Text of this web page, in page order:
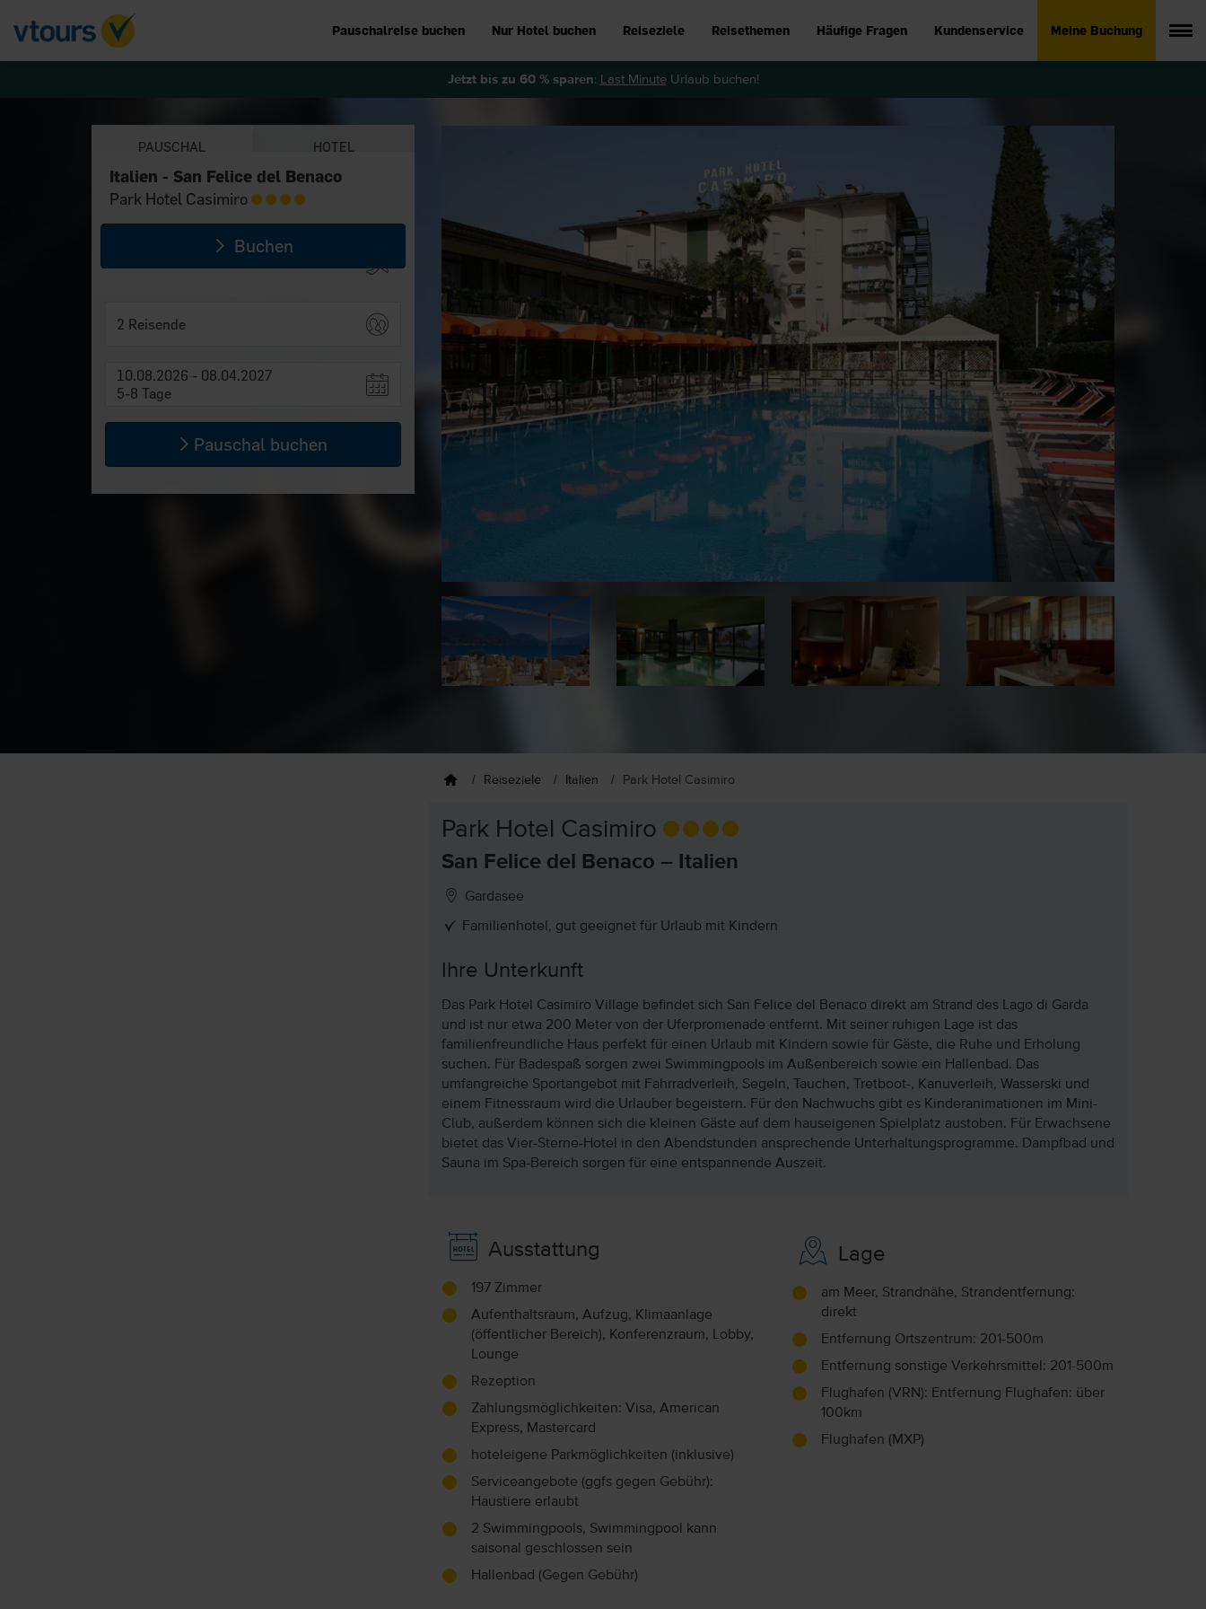
Pauschalreise buchen Nur Hotel buchen Reiseziele Reisethemen Häufige Fragen Kundenservice Meine Buchung
Jetzt bis zu 60 % sparen: Last MinuteUrlaub buchen!
PAUSCHAL HOTEL
Italien - San Felice del Benaco
2 Reisende
10.08.2026 - 08.04.2027
5-8 Tage
Pauschal buchen
Italien - San Felice del Benaco
Park Hotel Casimiro
Buchen
Reiseziele Italien Park Hotel Casimiro
Park Hotel Casimiro
San Felice del Benaco – Italien
Gardasee
Familienhotel, gut geeignet für Urlaub mit Kindern
Ihre Unterkunft
Das Park Hotel Casimiro Village befindet sich San Felice del Benaco direkt am Strand des Lago di Garda
und ist nur etwa 200 Meter von der Uferpromenade entfernt. Mit seiner ruhigen Lage ist das
familienfreundliche Haus perfekt für einen Urlaub mit Kindern sowie für Gäste, die Ruhe und Erholung
suchen. Für Badespaß sorgen zwei Swimmingpools im Außenbereich sowie ein Hallenbad. Das
umfangreiche Sportangebot mit Fahrradverleih, Segeln, Tauchen, Tretboot-, Kanuverleih, Wasserski und
einem Fitnessraum wird die Urlauber begeistern. Für den Nachwuchs gibt es Kinderanimationen im Mini-
Club, außerdem können sich die kleinen Gäste auf dem hauseigenen Spielplatz austoben. Für Erwachsene
bietet das Vier-Sterne-Hotel in den Abendstunden ansprechende Unterhaltungsprogramme. Dampfbad und
Sauna im Spa-Bereich sorgen für eine entspannende Auszeit.
Ausstattung
197 Zimmer
Aufenthaltsraum, Aufzug, Klimaanlage
(öffentlicher Bereich), Konferenzraum, Lobby,
Lounge
Rezeption
Zahlungsmöglichkeiten: Visa, American
Express, Mastercard
hoteleigene Parkmöglichkeiten (inklusive)
Serviceangebote (ggfs gegen Gebühr):
Haustiere erlaubt
2 Swimmingpools, Swimmingpool kann
saisonal geschlossen sein
Hallenbad (Gegen Gebühr)
Lage
am Meer, Strandnähe, Strandentfernung:
direkt
Entfernung Ortszentrum: 201-500m
Entfernung sonstige Verkehrsmittel: 201-500m
Flughafen (VRN): Entfernung Flughafen: über
100km
Flughafen (MXP)